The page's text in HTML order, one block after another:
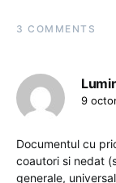
3 COMMENTS
9
Documentul cu
coautori si nedat
generale,